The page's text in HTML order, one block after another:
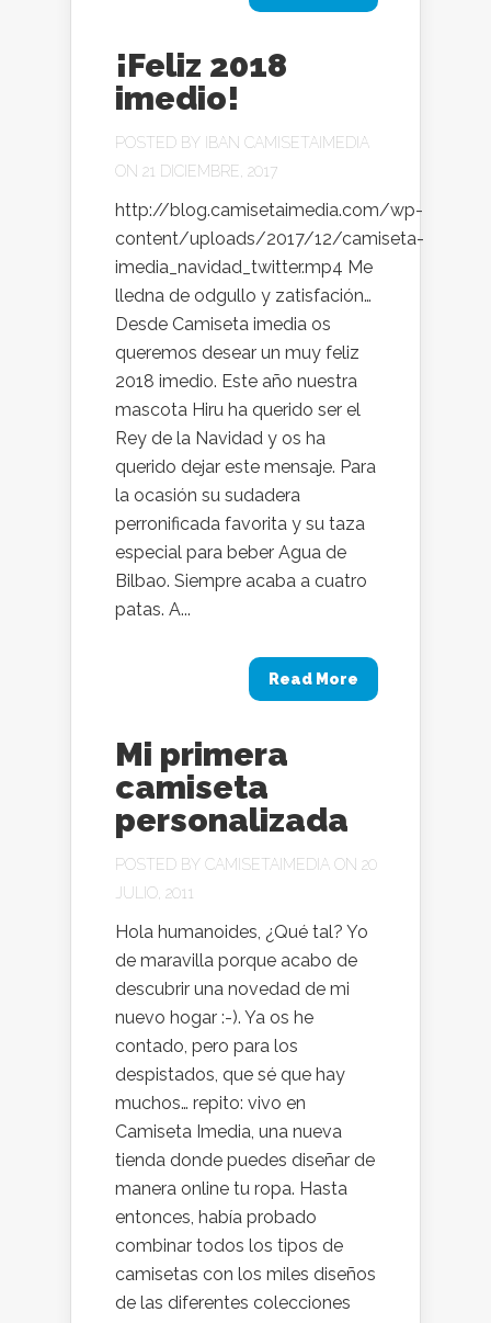
¡Feliz 2018
imedio!
POSTED BY IBAN CAMISETAIMEDIA
ON 21 DICIEMBRE, 2017
http://blog.camisetaimedia.com/wp-
content/uploads/2017/12/camiseta-
imedia_navidad_twitter.mp4 Me
lledna de odgullo y zatisfación…
Desde Camiseta imedia os
queremos desear un muy feliz
2018 imedio. Este año nuestra
mascota Hiru ha querido ser el
Rey de la Navidad y os ha
querido dejar este mensaje. Para
la ocasión su sudadera
perronificada favorita y su taza
especial para beber Agua de
Bilbao. Siempre acaba a cuatro
patas. A...
Read More
Mi primera
camiseta
personalizada
POSTED BY CAMISETAIMEDIA ON 20
JULIO, 2011
Hola humanoides, ¿Qué tal? Yo
de maravilla porque acabo de
descubrir una novedad de mi
nuevo hogar :-). Ya os he
contado, pero para los
despistados, que sé que hay
muchos… repito: vivo en
Camiseta Imedia, una nueva
tienda donde puedes diseñar de
manera online tu ropa. Hasta
entonces, había probado
combinar todos los tipos de
camisetas con los miles diseños
de las diferentes colecciones